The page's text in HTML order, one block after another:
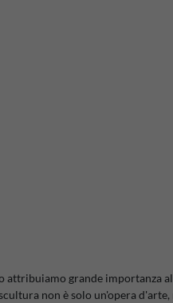
attribuiamo grande importanza
non è solo un'opera